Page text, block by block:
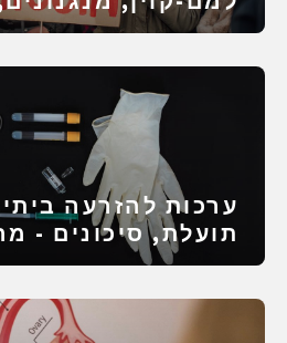
אזהרה, משפט
ערכות להזרעה
תועלת, סיכונים -